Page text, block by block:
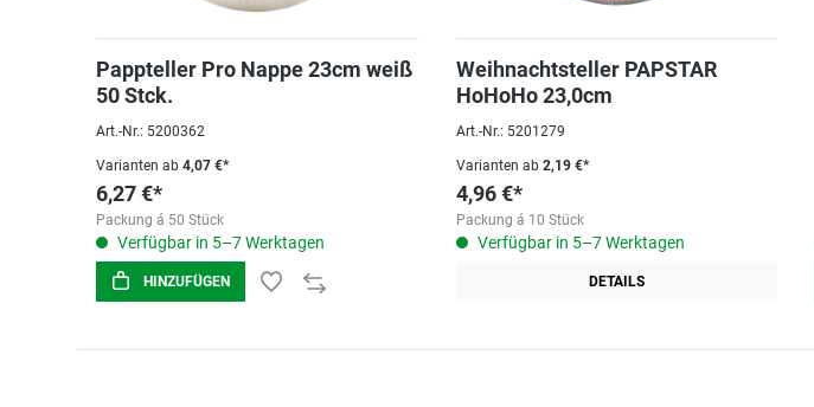
Pappteller Pro Nappe 23cm weiß
50 Stck.
Art.-Nr.: 5200362
Varianten ab 4,07 €*
6,27 €*
Packung á 50 Stück
Verfügbar in 5–7 Werktagen
HINZUFÜGEN
Weihnachtsteller PAPSTAR
HoHoHo 23,0cm
Art.-Nr.: 5201279
Varianten ab2,19 €*
4,96 €*
Packung á 10 Stück
Verfügbar in 5–7 Werktagen
DETAILS